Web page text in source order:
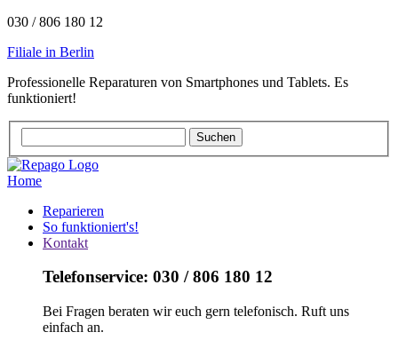
030 / 806 180 12
Filiale in Berlin
Professionelle Reparaturen von Smartphones und Tablets. Es
funktioniert!
Home
Reparieren
So funktioniert's!
Kontakt
Telefonservice: 030 / 806 180 12
Bei Fragen beraten wir euch gern telefonisch. Ruft uns
einfach an.